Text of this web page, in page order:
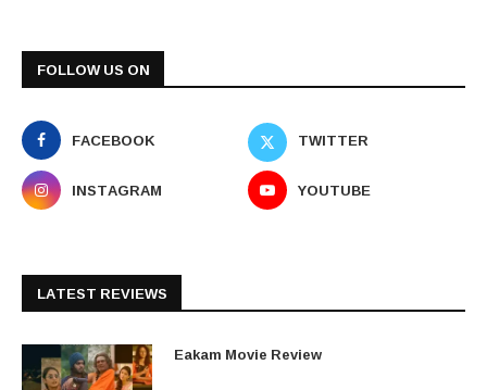
FOLLOW US ON
FACEBOOK
TWITTER
INSTAGRAM
YOUTUBE
LATEST REVIEWS
Eakam Movie Review